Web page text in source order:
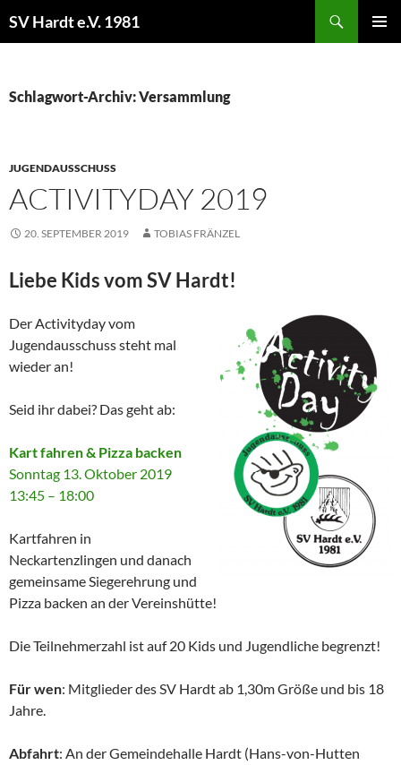
Inhalt
SV Hardt e.V. 1981
Schlagwort-Archiv: Versammlung
JUGENDAUSSCHUSS
ACTIVITYDAY 2019
20. SEPTEMBER 2019 TOBIAS FRÄNZEL
Liebe Kids vom SV Hardt!
Der Activityday vom
Jugendausschuss steht mal
wieder an!
Seid ihr dabei? Das geht ab:
Kart fahren & Pizza backen
Sonntag 13. Oktober 2019
13:45 – 18:00
Kartfahren in
Neckartenzlingen und danach
gemeinsame Siegerehrung und
Pizza backen an der Vereinshütte!
Die Teilnehmerzahl ist auf 20 Kids und Jugendliche begrenzt!
Für wen: Mitglieder des SV Hardt ab 1,30m Größe und bis 18
Jahre.
Abfahrt: An der Gemeindehalle Hardt (Hans-von-Hutten